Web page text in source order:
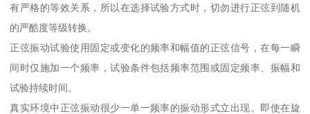
有严格的等效关系，所以在选择试验方式时，切勿进行正弦到随机
的严酷度等级转换。
正弦振动试验使用固定或变化的频率和幅值的正弦信号，在每一瞬
间时仅施加一个频率，试验条件包括频率范围或固定频率、振幅和
试验持续时间。
真实环境中正弦振动很少一单一频率的振动形式立出现。即使在旋